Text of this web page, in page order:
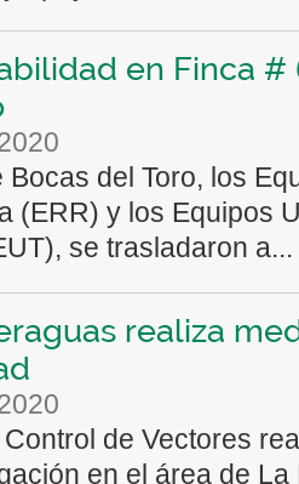
en Finca #
Bocas del Toro, los
(ERR) y los Equipos
se trasladaron a...
realiza
de Vectores
en el área de La